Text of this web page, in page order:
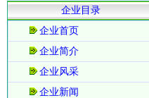
企业目录
企业首页
企业简介
企业风采
企业新闻